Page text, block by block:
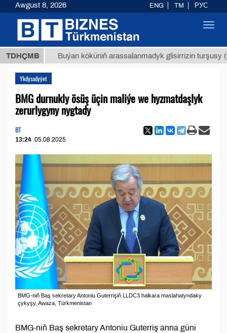
TDHÇMBBuýan köküniň arassalanmadyk glisirrizin turşusy (t.)
Ykdysadyýet
BMG durnukly ösüş üçin maliýe we hyzmatdaşlyk
zerurlygyny nygtady
BT
13:24 05.08.2025
BMG-niň Baş sekretary Antoniu Guterrişiň LLDC3 halkara maslahatyndaky
çykyşy, Awaza, Türkmenistan
BMG-niň Baş sekretary Antoniu Guterriş anna güni
Awgust 8, 2026 ENG TM РУС